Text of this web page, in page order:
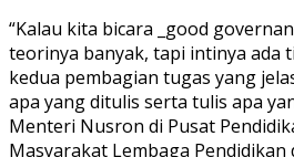
“Kalau kita bicara _good
teorinya banyak, tapi intinya ada
kedua pembagian tugas yang
apa yang ditulis serta tulis apa
Menteri Nusron di Pusat
Masyarakat Lembaga Pendidikan